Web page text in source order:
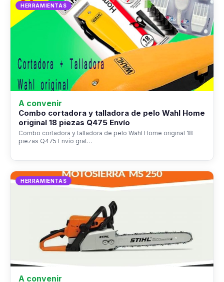
HERRAMIENTAS
A convenir
Combo cortadora y talladora de pelo Wahl Home
original 18 piezas Q475 Envío
Combo cortadora y talladora de pelo Wahl Home original 18
piezas Q475 Envío grat…
HERRAMIENTAS
A convenir